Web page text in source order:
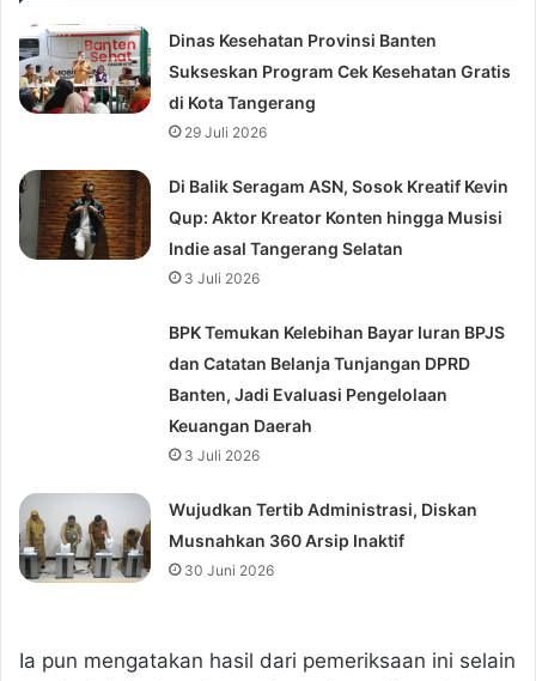
Dinas Kesehatan Provinsi Banten
Sukseskan Program Cek Kesehatan Gratis
di Kota Tangerang
29 Juli 2026
Di Balik Seragam ASN, Sosok Kreatif Kevin
Qup: Aktor Kreator Konten hingga Musisi
Indie asal Tangerang Selatan
3 Juli 2026
BPK Temukan Kelebihan Bayar Iuran BPJS
dan Catatan Belanja Tunjangan DPRD
Banten, Jadi Evaluasi Pengelolaan
Keuangan Daerah
3 Juli 2026
Wujudkan Tertib Administrasi, Diskan
Musnahkan 360 Arsip Inaktif
30 Juni 2026
Ia pun mengatakan hasil dari pemeriksaan ini selain